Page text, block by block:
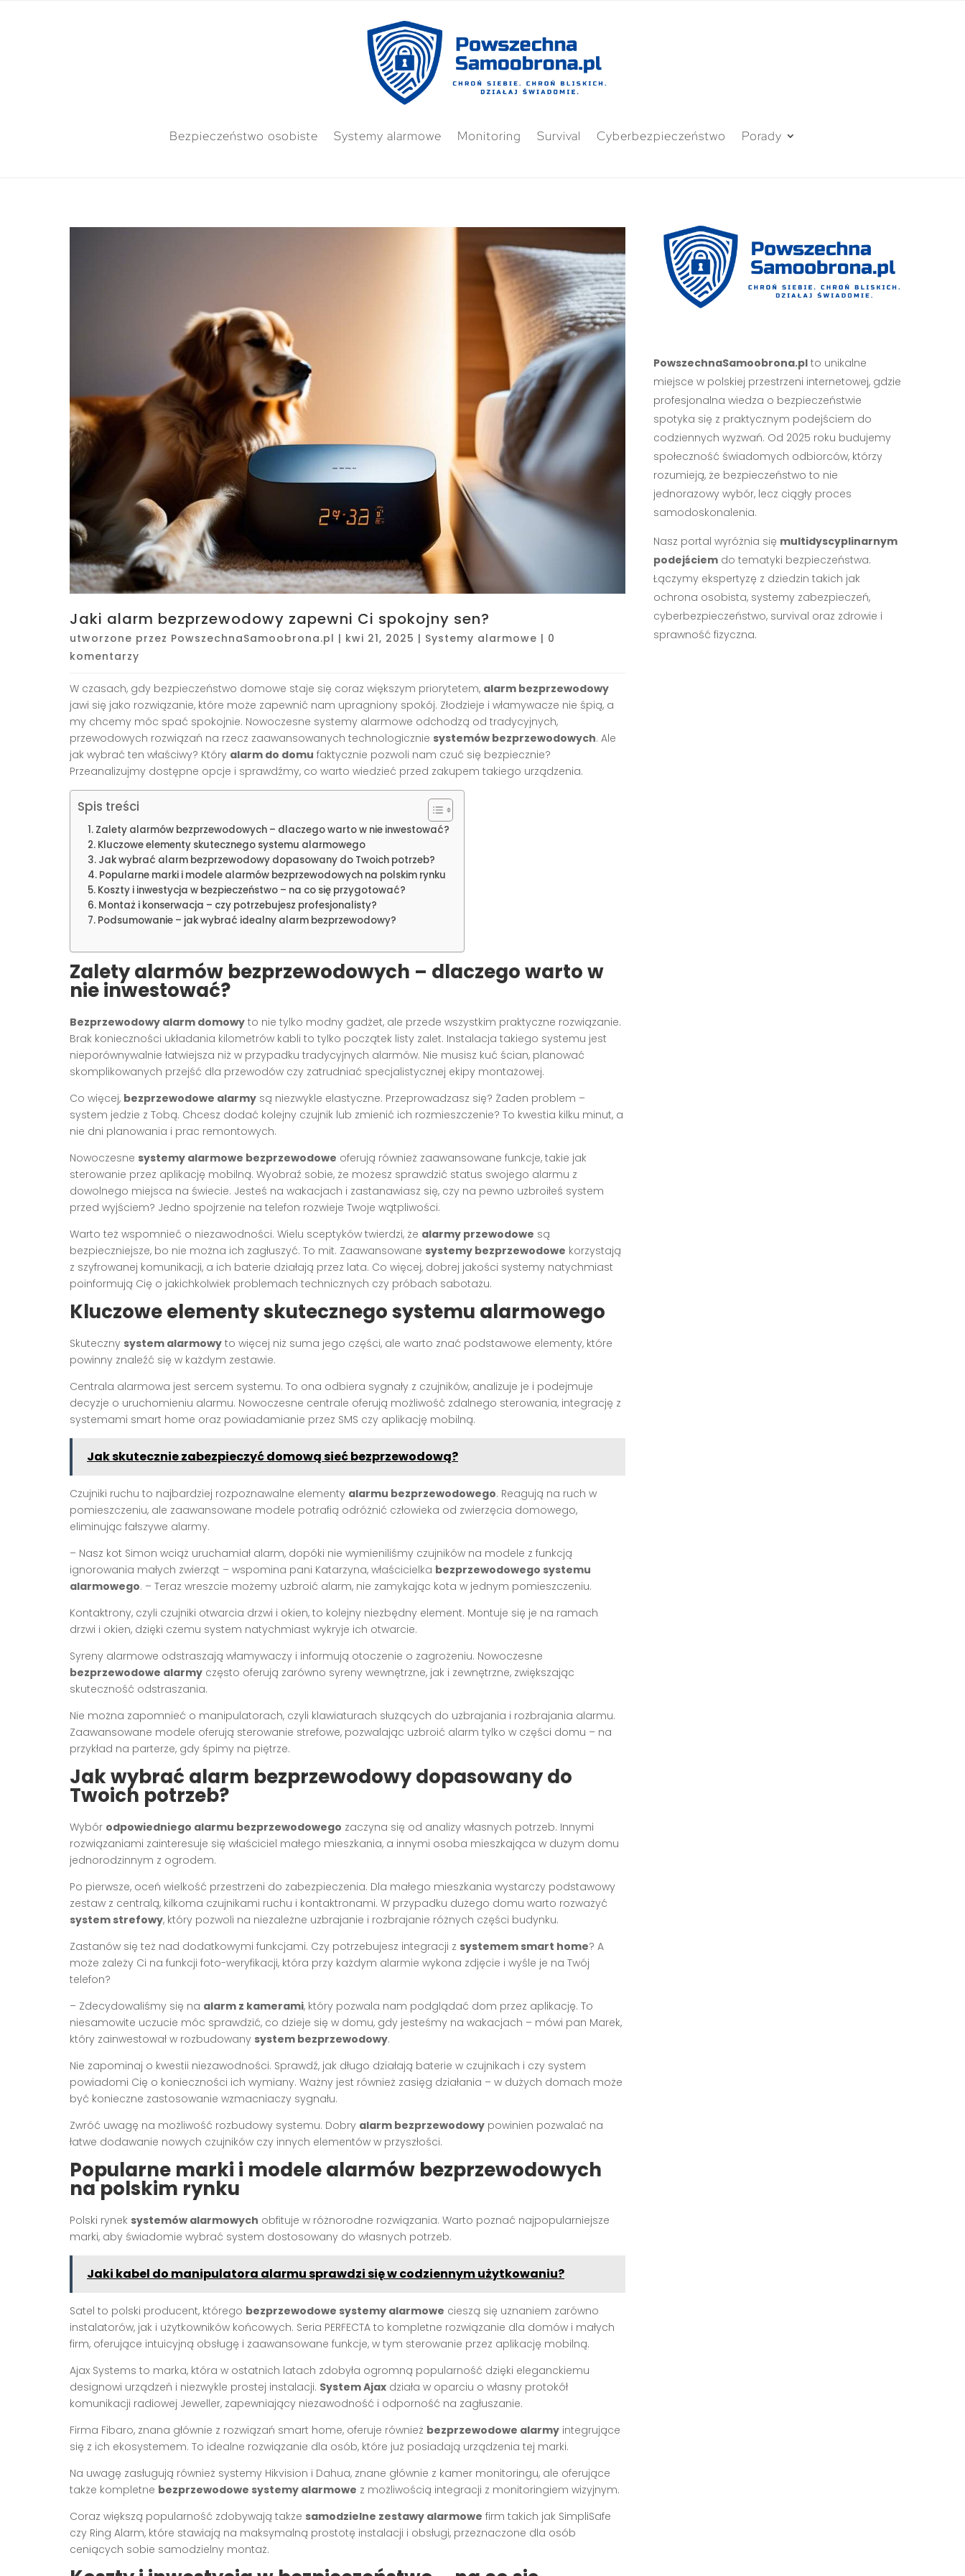
Bezpieczeństwo osobiste Systemy alarmowe Monitoring Survival Cyberbezpieczeństwo Porady
Jaki alarm bezprzewodowy zapewni Ci spokojny sen?
utworzone przez PowszechnaSamoobrona.pl | kwi 21, 2025 | Systemy alarmowe | 0
komentarzy
W czasach, gdy bezpieczeństwo domowe staje się coraz większym priorytetem, alarm bezprzewodowy
jawi się jako rozwiązanie, które może zapewnić nam upragniony spokój. Złodzieje i włamywacze nie śpią, a
my chcemy móc spać spokojnie. Nowoczesne systemy alarmowe odchodzą od tradycyjnych,
przewodowych rozwiązań na rzecz zaawansowanych technologicznie systemów bezprzewodowych. Ale
jak wybrać ten właściwy? Który alarm do domu faktycznie pozwoli nam czuć się bezpiecznie?
Przeanalizujmy dostępne opcje i sprawdźmy, co warto wiedzieć przed zakupem takiego urządzenia.
Spis treści
Zalety alarmów bezprzewodowych – dlaczego warto w nie inwestować?
Kluczowe elementy skutecznego systemu alarmowego
Jak wybrać alarm bezprzewodowy dopasowany do Twoich potrzeb?
Popularne marki i modele alarmów bezprzewodowych na polskim rynku
Koszty i inwestycja w bezpieczeństwo – na co się przygotować?
Montaż i konserwacja – czy potrzebujesz profesjonalisty?
Podsumowanie – jak wybrać idealny alarm bezprzewodowy?
Zalety alarmów bezprzewodowych – dlaczego warto w
nie inwestować?
Bezprzewodowy alarm domowy to nie tylko modny gadżet, ale przede wszystkim praktyczne rozwiązanie.
Brak konieczności układania kilometrów kabli to tylko początek listy zalet. Instalacja takiego systemu jest
nieporównywalnie łatwiejsza niż w przypadku tradycyjnych alarmów. Nie musisz kuć ścian, planować
skomplikowanych przejść dla przewodów czy zatrudniać specjalistycznej ekipy montażowej.
Co więcej, bezprzewodowe alarmy są niezwykle elastyczne. Przeprowadzasz się? Żaden problem –
system jedzie z Tobą. Chcesz dodać kolejny czujnik lub zmienić ich rozmieszczenie? To kwestia kilku minut, a
nie dni planowania i prac remontowych.
Nowoczesne systemy alarmowe bezprzewodowe oferują również zaawansowane funkcje, takie jak
sterowanie przez aplikację mobilną. Wyobraź sobie, że możesz sprawdzić status swojego alarmu z
dowolnego miejsca na świecie. Jesteś na wakacjach i zastanawiasz się, czy na pewno uzbroiłeś system
przed wyjściem? Jedno spojrzenie na telefon rozwieje Twoje wątpliwości.
Warto też wspomnieć o niezawodności. Wielu sceptyków twierdzi, że alarmy przewodowe są
bezpieczniejsze, bo nie można ich zagłuszyć. To mit. Zaawansowane systemy bezprzewodowe korzystają
z szyfrowanej komunikacji, a ich baterie działają przez lata. Co więcej, dobrej jakości systemy natychmiast
poinformują Cię o jakichkolwiek problemach technicznych czy próbach sabotażu.
Kluczowe elementy skutecznego systemu alarmowego
Skuteczny system alarmowy to więcej niż suma jego części, ale warto znać podstawowe elementy, które
powinny znaleźć się w każdym zestawie.
Centrala alarmowa jest sercem systemu. To ona odbiera sygnały z czujników, analizuje je i podejmuje
decyzje o uruchomieniu alarmu. Nowoczesne centrale oferują możliwość zdalnego sterowania, integrację z
systemami smart home oraz powiadamianie przez SMS czy aplikację mobilną.
Jak skutecznie zabezpieczyć domową sieć bezprzewodową?
Czujniki ruchu to najbardziej rozpoznawalne elementy alarmu bezprzewodowego. Reagują na ruch w
pomieszczeniu, ale zaawansowane modele potrafią odróżnić człowieka od zwierzęcia domowego,
eliminując fałszywe alarmy.
– Nasz kot Simon wciąż uruchamiał alarm, dopóki nie wymieniliśmy czujników na modele z funkcją
ignorowania małych zwierząt – wspomina pani Katarzyna, właścicielka bezprzewodowego systemu
alarmowego. – Teraz wreszcie możemy uzbroić alarm, nie zamykając kota w jednym pomieszczeniu.
Kontaktrony, czyli czujniki otwarcia drzwi i okien, to kolejny niezbędny element. Montuje się je na ramach
drzwi i okien, dzięki czemu system natychmiast wykryje ich otwarcie.
Syreny alarmowe odstraszają włamywaczy i informują otoczenie o zagrożeniu. Nowoczesne
bezprzewodowe alarmy często oferują zarówno syreny wewnętrzne, jak i zewnętrzne, zwiększając
skuteczność odstraszania.
Nie można zapomnieć o manipulatorach, czyli klawiaturach służących do uzbrajania i rozbrajania alarmu.
Zaawansowane modele oferują sterowanie strefowe, pozwalając uzbroić alarm tylko w części domu – na
przykład na parterze, gdy śpimy na piętrze.
Jak wybrać alarm bezprzewodowy dopasowany do
Twoich potrzeb?
Wybór odpowiedniego alarmu bezprzewodowego zaczyna się od analizy własnych potrzeb. Innymi
rozwiązaniami zainteresuje się właściciel małego mieszkania, a innymi osoba mieszkająca w dużym domu
jednorodzinnym z ogrodem.
Po pierwsze, oceń wielkość przestrzeni do zabezpieczenia. Dla małego mieszkania wystarczy podstawowy
zestaw z centralą, kilkoma czujnikami ruchu i kontaktronami. W przypadku dużego domu warto rozważyć
system strefowy, który pozwoli na niezależne uzbrajanie i rozbrajanie różnych części budynku.
Zastanów się też nad dodatkowymi funkcjami. Czy potrzebujesz integracji z systemem smart home? A
może zależy Ci na funkcji foto-weryfikacji, która przy każdym alarmie wykona zdjęcie i wyśle je na Twój
telefon?
– Zdecydowaliśmy się na alarm z kamerami, który pozwala nam podglądać dom przez aplikację. To
niesamowite uczucie móc sprawdzić, co dzieje się w domu, gdy jesteśmy na wakacjach – mówi pan Marek,
który zainwestował w rozbudowany system bezprzewodowy.
Nie zapominaj o kwestii niezawodności. Sprawdź, jak długo działają baterie w czujnikach i czy system
powiadomi Cię o konieczności ich wymiany. Ważny jest również zasięg działania – w dużych domach może
być konieczne zastosowanie wzmacniaczy sygnału.
Zwróć uwagę na możliwość rozbudowy systemu. Dobry alarm bezprzewodowy powinien pozwalać na
łatwe dodawanie nowych czujników czy innych elementów w przyszłości.
Popularne marki i modele alarmów bezprzewodowych
na polskim rynku
Polski rynek systemów alarmowych obfituje w różnorodne rozwiązania. Warto poznać najpopularniejsze
marki, aby świadomie wybrać system dostosowany do własnych potrzeb.
Jaki kabel do manipulatora alarmu sprawdzi się w codziennym użytkowaniu?
Satel to polski producent, którego bezprzewodowe systemy alarmowe cieszą się uznaniem zarówno
instalatorów, jak i użytkowników końcowych. Seria PERFECTA to kompletne rozwiązanie dla domów i małych
firm, oferujące intuicyjną obsługę i zaawansowane funkcje, w tym sterowanie przez aplikację mobilną.
Ajax Systems to marka, która w ostatnich latach zdobyła ogromną popularność dzięki eleganckiemu
designowi urządzeń i niezwykle prostej instalacji. System Ajax działa w oparciu o własny protokół
komunikacji radiowej Jeweller, zapewniający niezawodność i odporność na zagłuszanie.
Firma Fibaro, znana głównie z rozwiązań smart home, oferuje również bezprzewodowe alarmy integrujące
się z ich ekosystemem. To idealne rozwiązanie dla osób, które już posiadają urządzenia tej marki.
Na uwagę zasługują również systemy Hikvision i Dahua, znane głównie z kamer monitoringu, ale oferujące
także kompletne bezprzewodowe systemy alarmowe z możliwością integracji z monitoringiem wizyjnym.
Coraz większą popularność zdobywają także samodzielne zestawy alarmowe firm takich jak SimpliSafe
czy Ring Alarm, które stawiają na maksymalną prostotę instalacji i obsługi, przeznaczone dla osób
ceniących sobie samodzielny montaż.
PowszechnaSamoobrona.plto unikalne
miejsce w polskiej przestrzeni internetowej, gdzie
profesjonalna wiedza o bezpieczeństwie
spotyka się z praktycznym podejściem do
codziennych wyzwań. Od 2025 roku budujemy
społeczność świadomych odbiorców, którzy
rozumieją, że bezpieczeństwo to nie
jednorazowy wybór, lecz ciągły proces
samodoskonalenia.
Nasz portal wyróżnia się multidyscyplinarnym
podejściemdo tematyki bezpieczeństwa.
Łączymy ekspertyzę z dziedzin takich jak
ochrona osobista, systemy zabezpieczeń,
cyberbezpieczeństwo, survival oraz zdrowie i
sprawność fizyczna.